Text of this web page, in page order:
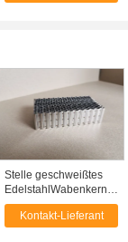
Stelle geschweißtes
EdelstahlWabenkern
industriellen Gebrauch
Kontakt-Lieferant